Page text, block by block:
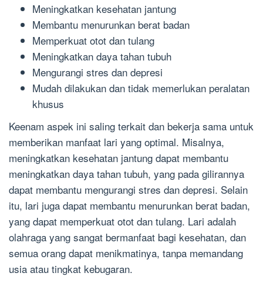
Meningkatkan kesehatan jantung
Membantu menurunkan berat badan
Memperkuat otot dan tulang
Meningkatkan daya tahan tubuh
Mengurangi stres dan depresi
Mudah dilakukan dan tidak memerlukan peralatan
khusus
Keenam aspek ini saling terkait dan bekerja sama untuk
memberikan manfaat lari yang optimal. Misalnya,
meningkatkan kesehatan jantung dapat membantu
meningkatkan daya tahan tubuh, yang pada gilirannya
dapat membantu mengurangi stres dan depresi. Selain
itu, lari juga dapat membantu menurunkan berat badan,
yang dapat memperkuat otot dan tulang. Lari adalah
olahraga yang sangat bermanfaat bagi kesehatan, dan
semua orang dapat menikmatinya, tanpa memandang
usia atau tingkat kebugaran.